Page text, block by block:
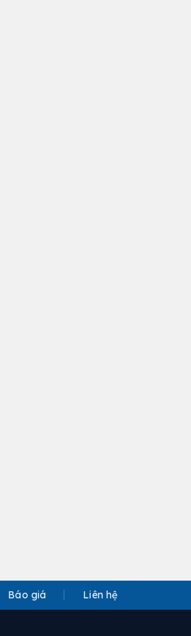
Báo giá Liên hệ